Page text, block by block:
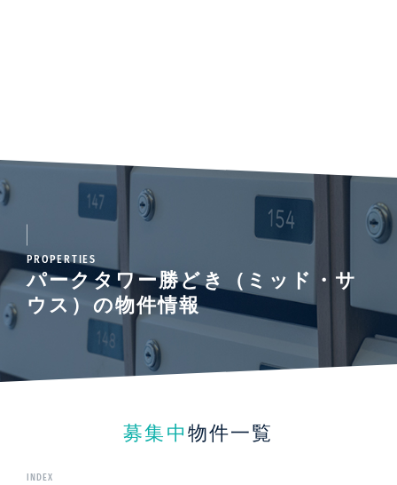
PROPERTIES
パークタワー勝どき（ミッド・サ
ウス）の物件情報
募集中 物件一覧
INDEX